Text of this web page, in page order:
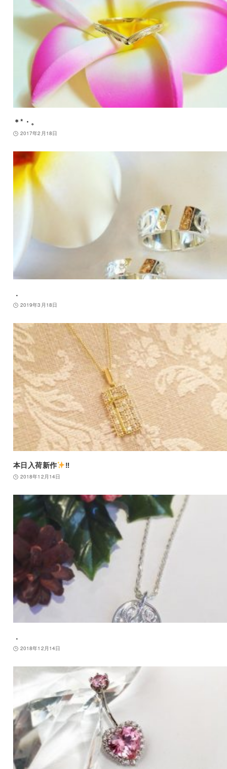
＊*・。
2017年2月18日
．
2019年3月18日
本日入荷新作 ‼︎
2018年12月14日
．
2018年12月14日